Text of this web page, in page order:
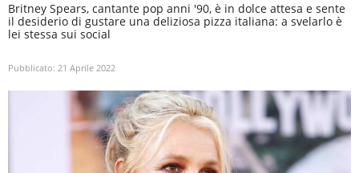
Britney Spears, cantante pop anni '90, è in dolce attesa e sente
il desiderio di gustare una deliziosa pizza italiana: a svelarlo è
lei stessa sui social
Pubblicato: 21 Aprile 2022